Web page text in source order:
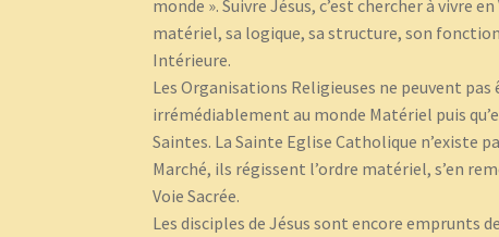
monde ». Suivre Jésus, c’est chercher à
matériel, sa logique, sa structure, son
Intérieure.
Les Organisations Religieuses ne peuvent
irrémédiablement au monde Matériel puis
Saintes. La Sainte Eglise Catholique n’existe
Marché, ils régissent l’ordre matériel, s’en
Voie Sacrée.
Les disciples de Jésus sont encore emprunts